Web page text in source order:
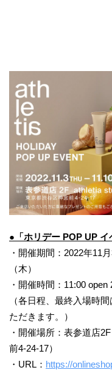
●「ホリデー POP UP
・開催期間：2022年11
（木）
・開催時間：11:00 open
（各日程、最終入場時
ただきます。）
・開催場所：表参道店
前4-24-17）
・URL： https://